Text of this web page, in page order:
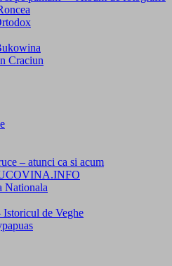
Craciun
– atunci ca si acum
Nationala
de Veghe